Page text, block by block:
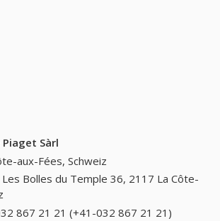
Sàrl
aux-Fées, Schweiz
Les Bolles du Temple 36, 2117 La Côte-
867 21 21 (+41-032 867 21 21)